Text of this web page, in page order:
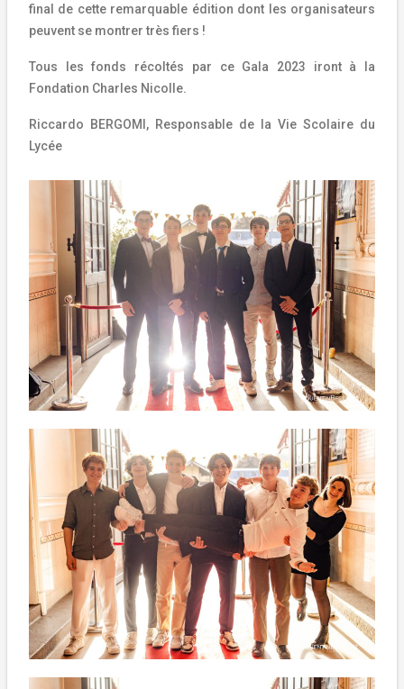
final de cette remarquable édition dont les organisateurs
peuvent se montrer très fiers !
Tous les fonds récoltés par ce Gala 2023 iront à la
Fondation Charles Nicolle.
Riccardo BERGOMI, Responsable de la Vie Scolaire du
Lycée